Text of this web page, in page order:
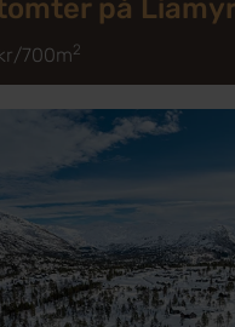
på
/700m2